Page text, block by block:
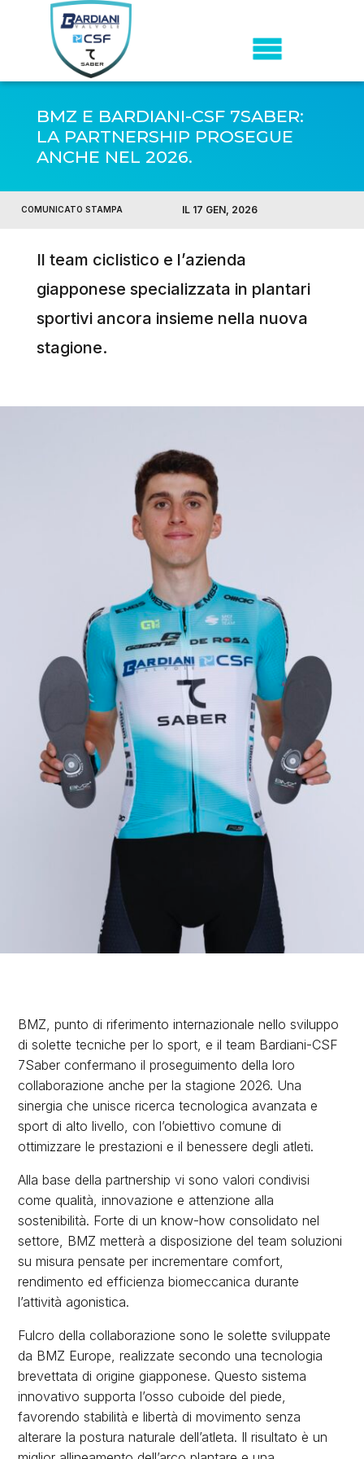
BMZ E BARDIANI-CSF 7SABER:
LA PARTNERSHIP PROSEGUE
ANCHE NEL 2026.
COMUNICATO STAMPA IL 17 GEN, 2026
Il team ciclistico e l’azienda
giapponese specializzata in plantari
sportivi ancora insieme nella nuova
stagione.
BMZ, punto di riferimento internazionale nello sviluppo
di solette tecniche per lo sport, e il team Bardiani-CSF
7Saber confermano il proseguimento della loro
collaborazione anche per la stagione 2026. Una
sinergia che unisce ricerca tecnologica avanzata e
sport di alto livello, con l’obiettivo comune di
ottimizzare le prestazioni e il benessere degli atleti.
Alla base della partnership vi sono valori condivisi
come qualità, innovazione e attenzione alla
sostenibilità. Forte di un know-how consolidato nel
settore, BMZ metterà a disposizione del team soluzioni
su misura pensate per incrementare comfort,
rendimento ed efficienza biomeccanica durante
l’attività agonistica.
Fulcro della collaborazione sono le solette sviluppate
da BMZ Europe, realizzate secondo una tecnologia
brevettata di origine giapponese. Questo sistema
innovativo supporta l’osso cuboide del piede,
favorendo stabilità e libertà di movimento senza
alterare la postura naturale dell’atleta. Il risultato è un